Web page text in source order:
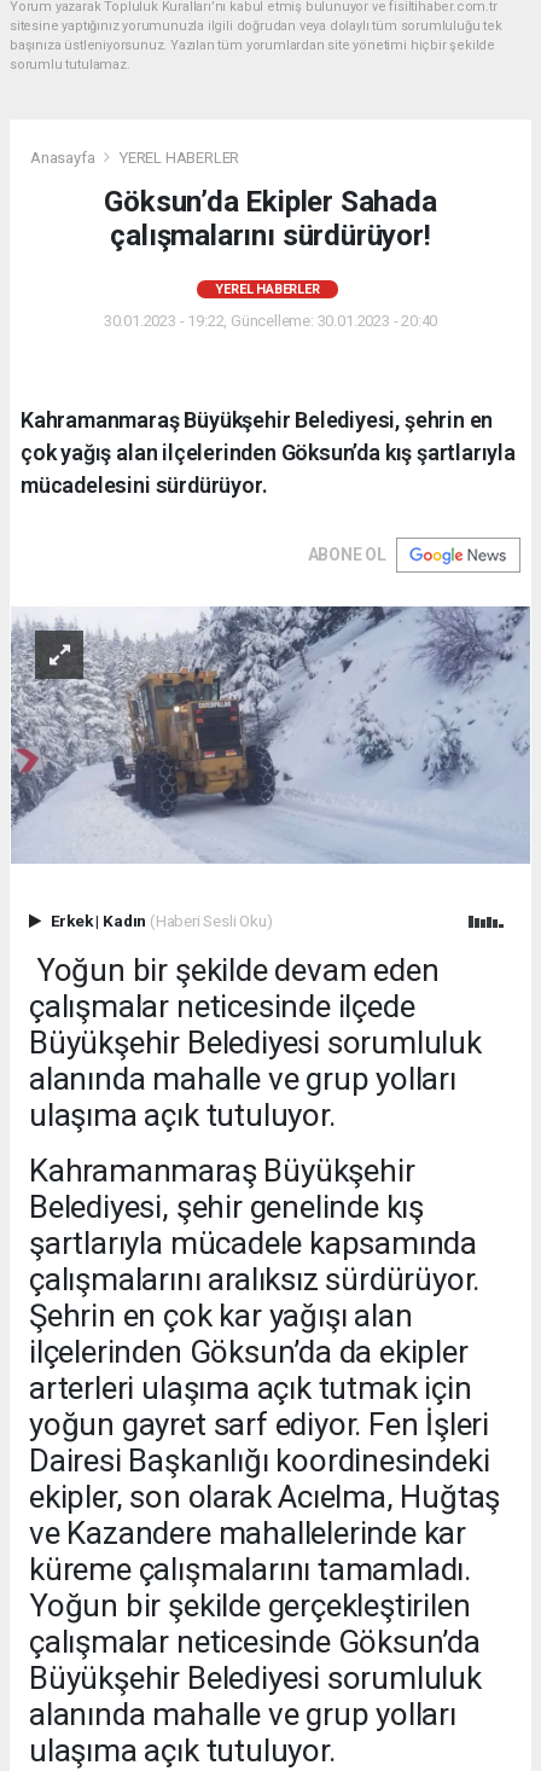
Yorum yazarak Topluluk Kuralları’nı kabul etmiş bulunuyor ve fisiltihaber.com.tr
sitesine yaptığınız yorumunuzla ilgili doğrudan veya dolaylı tüm sorumluluğu tek
başınıza üstleniyorsunuz. Yazılan tüm yorumlardan site yönetimi hiçbir şekilde
sorumlu tutulamaz.
Anasayfa YEREL HABERLER
Göksun’da Ekipler Sahada
çalışmalarını sürdürüyor!
YEREL HABERLER
30.01.2023 - 19:22, Güncelleme: 30.01.2023 - 20:40
Kahramanmaraş Büyükşehir Belediyesi, şehrin en
çok yağış alan ilçelerinden Göksun’da kış şartlarıyla
mücadelesini sürdürüyor.
ABONE OL
Erkek| Kadın (Haberi Sesli Oku)
Yoğun bir şekilde devam eden
çalışmalar neticesinde ilçede
Büyükşehir Belediyesi sorumluluk
alanında mahalle ve grup yolları
ulaşıma açık tutuluyor.
Kahramanmaraş Büyükşehir
Belediyesi, şehir genelinde kış
şartlarıyla mücadele kapsamında
çalışmalarını aralıksız sürdürüyor.
Şehrin en çok kar yağışı alan
ilçelerinden Göksun’da da ekipler
arterleri ulaşıma açık tutmak için
yoğun gayret sarf ediyor. Fen İşleri
Dairesi Başkanlığı koordinesindeki
ekipler, son olarak Acıelma, Huğtaş
ve Kazandere mahallelerinde kar
küreme çalışmalarını tamamladı.
Yoğun bir şekilde gerçekleştirilen
çalışmalar neticesinde Göksun’da
Büyükşehir Belediyesi sorumluluk
alanında mahalle ve grup yolları
ulaşıma açık tutuluyor.